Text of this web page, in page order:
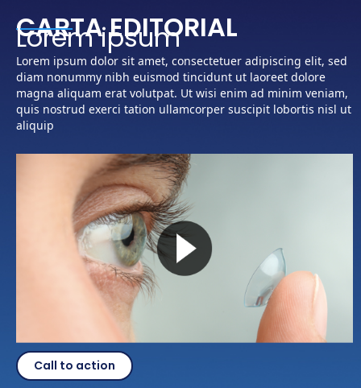
CARTA EDITORIAL
Lorem ipsum
Lorem ipsum dolor sit amet, consectetuer adipiscing elit, sed
diam nonummy nibh euismod tincidunt ut laoreet dolore
magna aliquam erat volutpat. Ut wisi enim ad minim veniam,
quis nostrud exerci tation ullamcorper suscipit lobortis nisl ut
aliquip
Call to action